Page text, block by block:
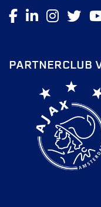
PARTNERCLUB